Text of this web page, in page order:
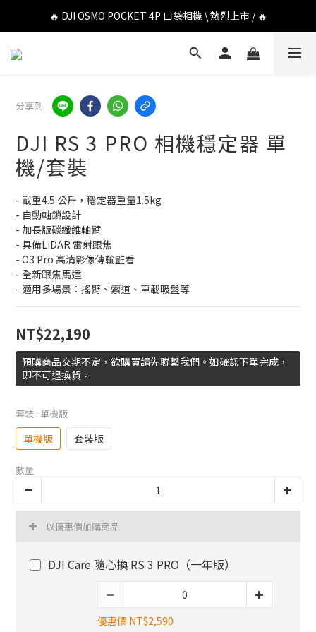
🔥 DJI OSMO POCKET 4P 口袋相機 \ 熱烈上市 / 🔥
🔥 DJI OSMO POCKET 4P 口袋相機 \ 熱烈上市 / 🔥
🔥 Insta360 Luna Ultra 雲台相機 \ 熱烈上市 / 🔥
🔥 DJI OSMO POCKET 4P 口袋相機 \ 熱烈上市 / 🔥
分享到
DJI RS 3 PRO 相機穩定器 單
機/套裝
- 載重4.5 公斤，穩定器重量1.5kg
- 自動軸鎖設計
- 加長版碳纖維軸臂
- 具備LiDAR 雷射跟焦
- O3 Pro 高清影像傳輸監看
- 全新跟焦馬達
- 適用多場景：搖臂、索道、車載吸盤等
NT$22,190
預購商品交期不定，欲購買請先聯繫我們。如確認下單完成，
即不可退換貨。
套裝 : 單機版
單機版 套裝版
數量
以優惠價加購商品
DJI Care 隨心換 RS 3 PRO（一年版）
優惠價 NT$2,590